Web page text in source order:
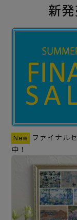
新
ファイナル
中！